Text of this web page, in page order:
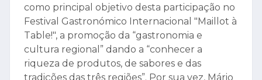
como principal objetivo desta participação no
Festival Gastronómico Internacional "Maillot à
Table!", a promoção da “gastronomia e
cultura regional” dando a “conhecer a
riqueza de produtos, de sabores e das
tradições das três regiões”. Por sua vez, Mário